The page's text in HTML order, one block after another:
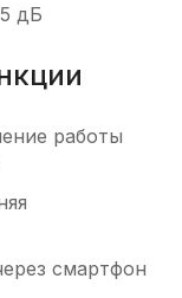
дБ
работы
смартфон